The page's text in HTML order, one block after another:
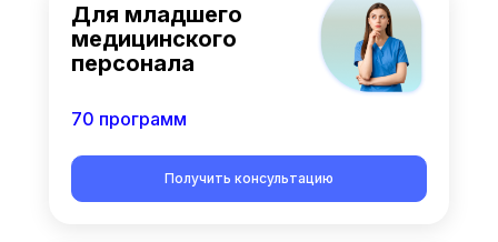
Для младшего
медицинского
персонала
70 программ
Получить консультацию